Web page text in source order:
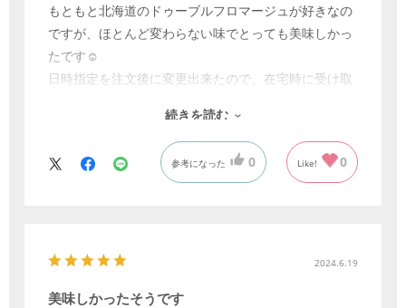
もともと北海道のドゥーブルフロマージュが好きなの
ですが、ほとんど変わらない味でとっても美味しかっ
たです☺️
日時指定を注文後に変更出来たので、在宅時に受け取
不在時は不在票が入ると思うので、そこでも時間指定
出来るとは思いますが、、、手間なので、予め出来て
良かったです☺️
続きを読む
参考になった 0 Like! 0
2024.6.19
美味しかったそうです